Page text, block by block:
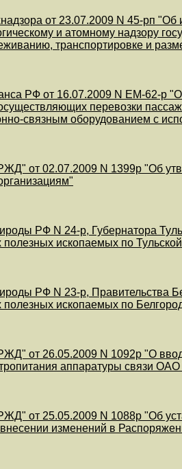
от 23.07.2009 N 45-рп
и атомному надзору
транспортировке и
РФ от 16.07.2009 N ЕМ-62-р
перевозки
связным оборудованием с
от 02.07.2009 N 1399р "Об
РФ N 24-р, Губернатора
ископаемых по
РФ N 23-р, Правительства
ископаемых по
от 26.05.2009 N 1092р "О
аппаратуры связи
от 25.05.2009 N 1088р "Об
изменений в